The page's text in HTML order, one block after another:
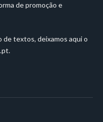
de promoção e
de textos, deixamos aqui o
.